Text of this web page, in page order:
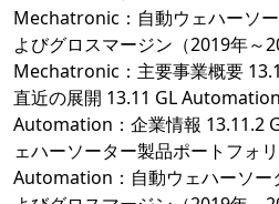
Mechatronic：自動ウェハーソ
よびグロスマージン（2019年～
Mechatronic：主要事業概要
直近の展開 13.11 GL
Automation：企業情報 13.11.2
ェハーソーター製品ポートフォ
Automation：自動ウェハーソー